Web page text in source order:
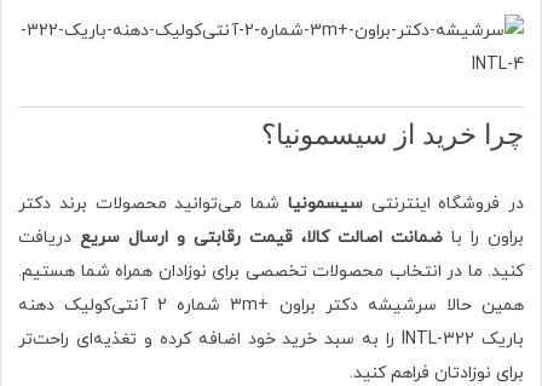
چرا خرید از سیسمونیا؟
در فروشگاه اینترنتیسیسمونیا شما می‌توانید محصولات برند دکتر
براون را با ضمانت اصالت کالا، قیمت رقابتی و ارسال سریع دریافت
کنید. ما در انتخاب محصولات تخصصی برای نوزادان همراه شما هستیم.
همین حالا سرشیشه دکتر براون +3m شماره 2 آنتی‌کولیک دهنه
باریک 322-INTL را به سبد خرید خود اضافه کرده و تغذیه‌ای راحت‌تر
برای نوزادتان فراهم کنید.